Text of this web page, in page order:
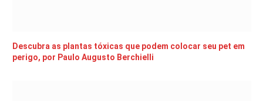
Descubra as plantas tóxicas que podem colocar seu pet em
perigo, por Paulo Augusto Berchielli